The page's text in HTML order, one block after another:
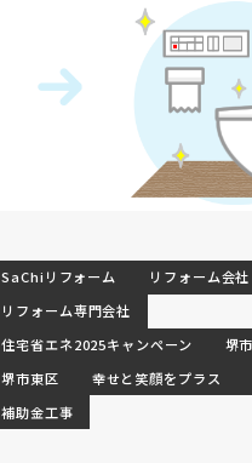
SaChiリフォーム
リフォーム会社
リフォーム専門会社
住宅省エネ2025キャンペーン
堺市
堺市東区
幸せと笑顔をプラス
補助金工事